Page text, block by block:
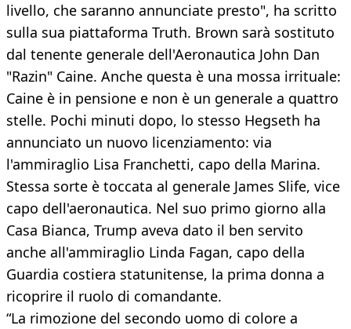
livello, che saranno annunciate presto", ha scritto
sulla sua piattaforma Truth. Brown sarà sostituto
dal tenente generale dell'Aeronautica John Dan
"Razin" Caine. Anche questa è una mossa irrituale:
Caine è in pensione e non è un generale a quattro
stelle. Pochi minuti dopo, lo stesso Hegseth ha
annunciato un nuovo licenziamento: via
l'ammiraglio Lisa Franchetti, capo della Marina.
Stessa sorte è toccata al generale James Slife, vice
capo dell'aeronautica. Nel suo primo giorno alla
Casa Bianca, Trump aveva dato il ben servito
anche all'ammiraglio Linda Fagan, capo della
Guardia costiera statunitense, la prima donna a
ricoprire il ruolo di comandante.
“La rimozione del secondo uomo di colore a